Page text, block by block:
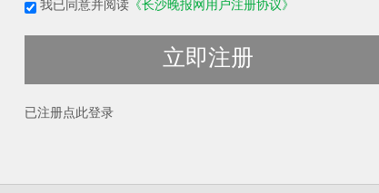
我已同意并阅读 《长沙晚报网用户注册协议》
立即注册
已注册点此登录